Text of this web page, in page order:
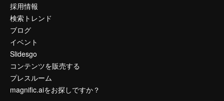
採用情報
検索トレンド
ブログ
イベント
Slidesgo
コンテンツを販売する
プレスルーム
magnific.aiをお探しですか？